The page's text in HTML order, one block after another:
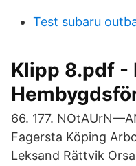
Test subaru
Klipp 8.pdf -
66. 177.
Fagersta Köping
Leksand Rättvik